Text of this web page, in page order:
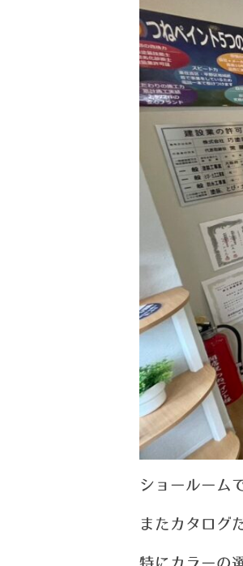
ショールーム
またカタログ